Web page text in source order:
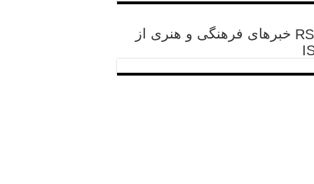
خبرهای فرهنگی و هنری از